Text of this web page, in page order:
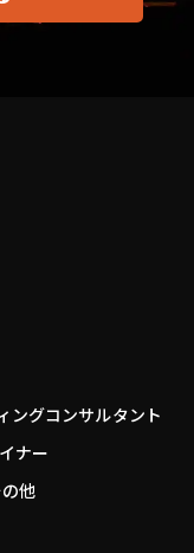
ングコンサルタント
ナー
他